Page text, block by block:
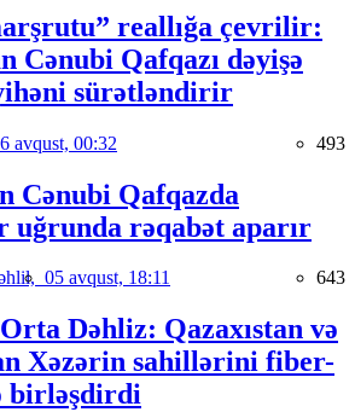
reallığa çevrilir:
Cənubi Qafqazı dəyişə
sürətləndirir
avqust, 00:32 493
Cənubi Qafqazda
uğrunda rəqabət aparır
05 avqust, 18:11 643
Dəhliz: Qazaxıstan və
Xəzərin sahillərini fiber-
birləşdirdi